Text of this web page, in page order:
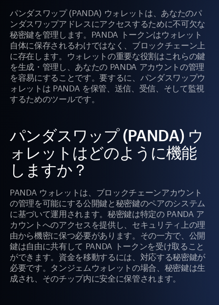
パンダスワップ (PANDA) ウォレットは、あなたのパ
ンダスワップアドレスにアクセスするために不可欠な
秘密鍵を管理します。PANDA トークンはウォレット
自体に保存されるわけではなく、ブロックチェーン上
に存在します。ウォレットの重要な役割はこれらの鍵
を生成・管理し、あなたの PANDA アカウントの管理
を容易にすることです。要するに、パンダスワップウ
ォレットは PANDA を保管、送信、受信、そして監視
するためのツールです。
パンダスワップ (PANDA) ウ
ォレットはどのように機能
しますか？
PANDA ウォレットは、ブロックチェーンアカウント
の管理を可能にする公開鍵と秘密鍵のペアのシステム
に基づいて運用されます。秘密鍵は特定の PANDA ア
カウントへのアクセスを提供し、セキュリティ上の理
由から機密に保つ必要があります。その一方で、公開
鍵は自由に共有して PANDA トークンを受け取ること
ができます。資金を移動するには、対応する秘密鍵が
必要です。タンジェムウォレットの場合、秘密鍵は生
成され、そのチップ内に安全に保管されます。